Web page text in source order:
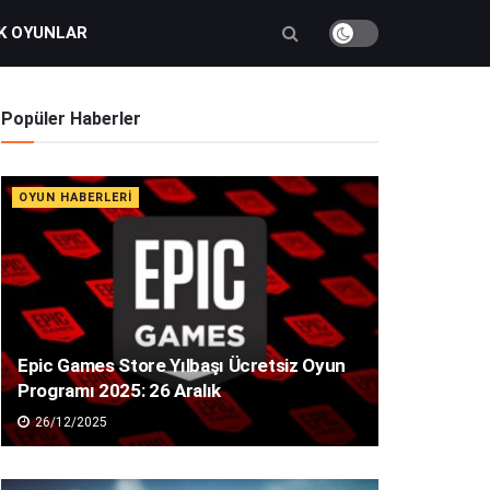
OYUNLAR
Popüler Haberler
OYUN HABERLERI
Epic Games Store Yılbaşı Ücretsiz Oyun
Programı 2025: 26 Aralık
26/12/2025